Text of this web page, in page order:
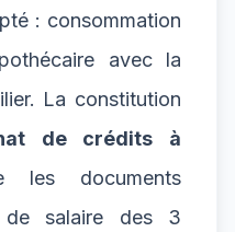
: consommation
avec la
La constitution
de crédits à
les documents
de salaire des 3